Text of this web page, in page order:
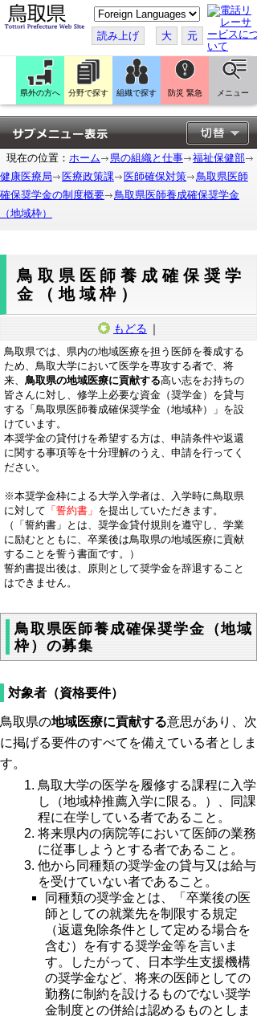
こ
の
ペ
ー
ジ
翻
訳
す
る
読み上げ 大 元
県外の方へ 分野で探す 組織で探す 防災 緊急 メニュー
現在の位置： ホーム 県の組織と仕事
福祉保健部
健康医療局
医療政策課 医師確保対策
鳥取県医師
確保奨学金の制度概要
鳥取県医師養成確保奨学金
（地域枠）
鳥取県医師養成確保奨学
金（地域枠）
もどる ｜
鳥取県では、県内の地域医療を担う医師を養成する
ため、鳥取大学において医学を専攻する者で、将
来、 鳥取県の地域医療に貢献する高い志をお持ちの
皆さんに対し、修学上必要な資金（奨学金）を貸与
する「鳥取県医師養成確保奨学金（地域枠）」を設
けています。
本奨学金の貸付けを希望する方は、申請条件や返還
に関する事項等を十分理解のうえ、申請を行ってく
ださい。
※本奨学金枠による大学入学者は、入学時に鳥取県
に対して 「誓約書」 を提出していただきます。
（「誓約書」とは、奨学金貸付規則を遵守し、学業
に励むとともに、卒業後は鳥取県の地域医療に貢献
することを誓う書面です。）
誓約書提出後は、原則として奨学金を辞退すること
はできません。
鳥取県医師養成確保奨学金（地域
枠）の募集
対象者（資格要件）
鳥取県の地域医療に貢献する意思があり、次
に掲げる要件のすべてを備えている者としま
す。
鳥取大学の医学を履修する課程に入学
し（地域枠推薦入学に限る。）、同課
程に在学している者であること。
将来県内の病院等において医師の業務
に従事しようとする者であること。
他から同種類の奨学金の貸与又は給与
を受けていない者であること。
同種類の奨学金とは、「卒業後の医
師としての就業先を制限する規定
（返還免除条件として定める場合を
含む）を有する奨学金等を言いま
す。したがって、日本学生支援機構
の奨学金など、将来の医師としての
勤務に制約を設けるものでない奨学
金制度との併給は認めるものとしま